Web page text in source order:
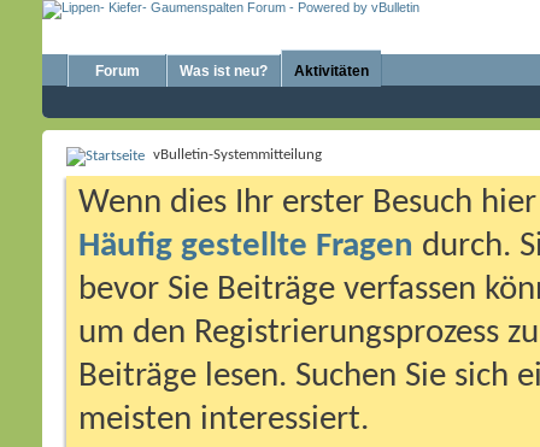
Forum Was ist neu? Aktivitäten
vBulletin-Systemmitteilung
Wenn dies Ihr erster Besuch
Häufig gestellte Fragen durch.
bevor Sie Beiträge verfassen
um den Registrierungsprozess
Beiträge lesen. Suchen Sie sich
meisten interessiert.